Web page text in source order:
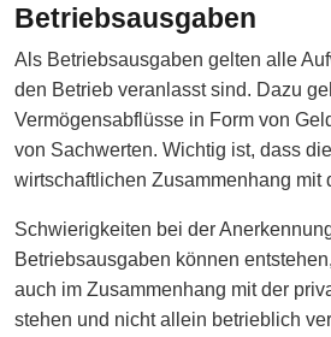
Betriebsausgaben
Als Betriebsausgaben gelten alle
den Betrieb veranlasst sind. Dazu
Vermögensabflüsse in Form von
von Sachwerten. Wichtig ist, dass
wirtschaftlichen Zusammenhang mit
Schwierigkeiten bei der
Betriebsausgaben können
auch im Zusammenhang mit der
stehen und nicht allein betrieblich